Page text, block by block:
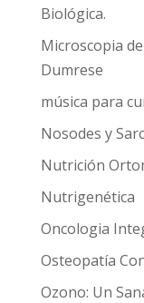
Biológica.
Microscopia
Dumrese
música para
Nosodes y
Nutrición
Nutrigenética
Oncologia
Osteopatía
Ozono: Un